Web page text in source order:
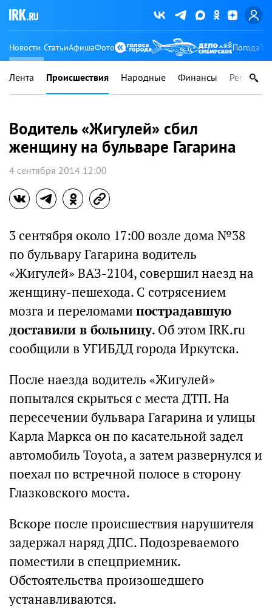
Новости СтатьиАфишаФото Погода
Лента Происшествия Народные Финансы Регионы
Водитель «Жигулей» сбил
женщину на бульваре Гагарина
4 сентября 2014 12:00
3 сентября около 17:00 возле дома №38
по бульвару Гагарина водитель
«Жигулей» ВАЗ-2104, совершил наезд на
женщину-пешехода. С сотрясением
мозга и переломами пострадавшую
доставили в больницу. Об этом IRK.ru
сообщили в УГИБДД города Иркутска.
После наезда водитель «Жигулей»
попытался скрыться с места ДТП. На
пересечении бульвара Гагарина и улицы
Карла Маркса он по касательной задел
автомобиль Toyota, а затем развернулся и
поехал по встречной полосе в сторону
Глазковского моста.
Вскоре после происшествия нарушителя
задержал наряд ДПС. Подозреваемого
поместили в спецприемник.
Обстоятельства произошедшего
устанавливаются.